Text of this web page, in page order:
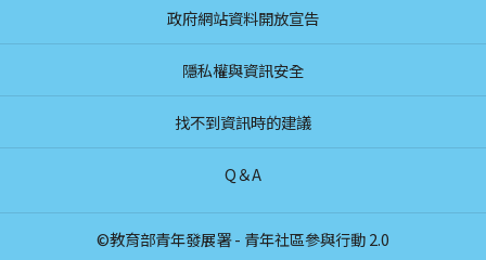
政府網站資料開放宣告
隱私權與資訊安全
找不到資訊時的建議
Q＆A
©教育部青年發展署 - 青年社區參與行動 2.0